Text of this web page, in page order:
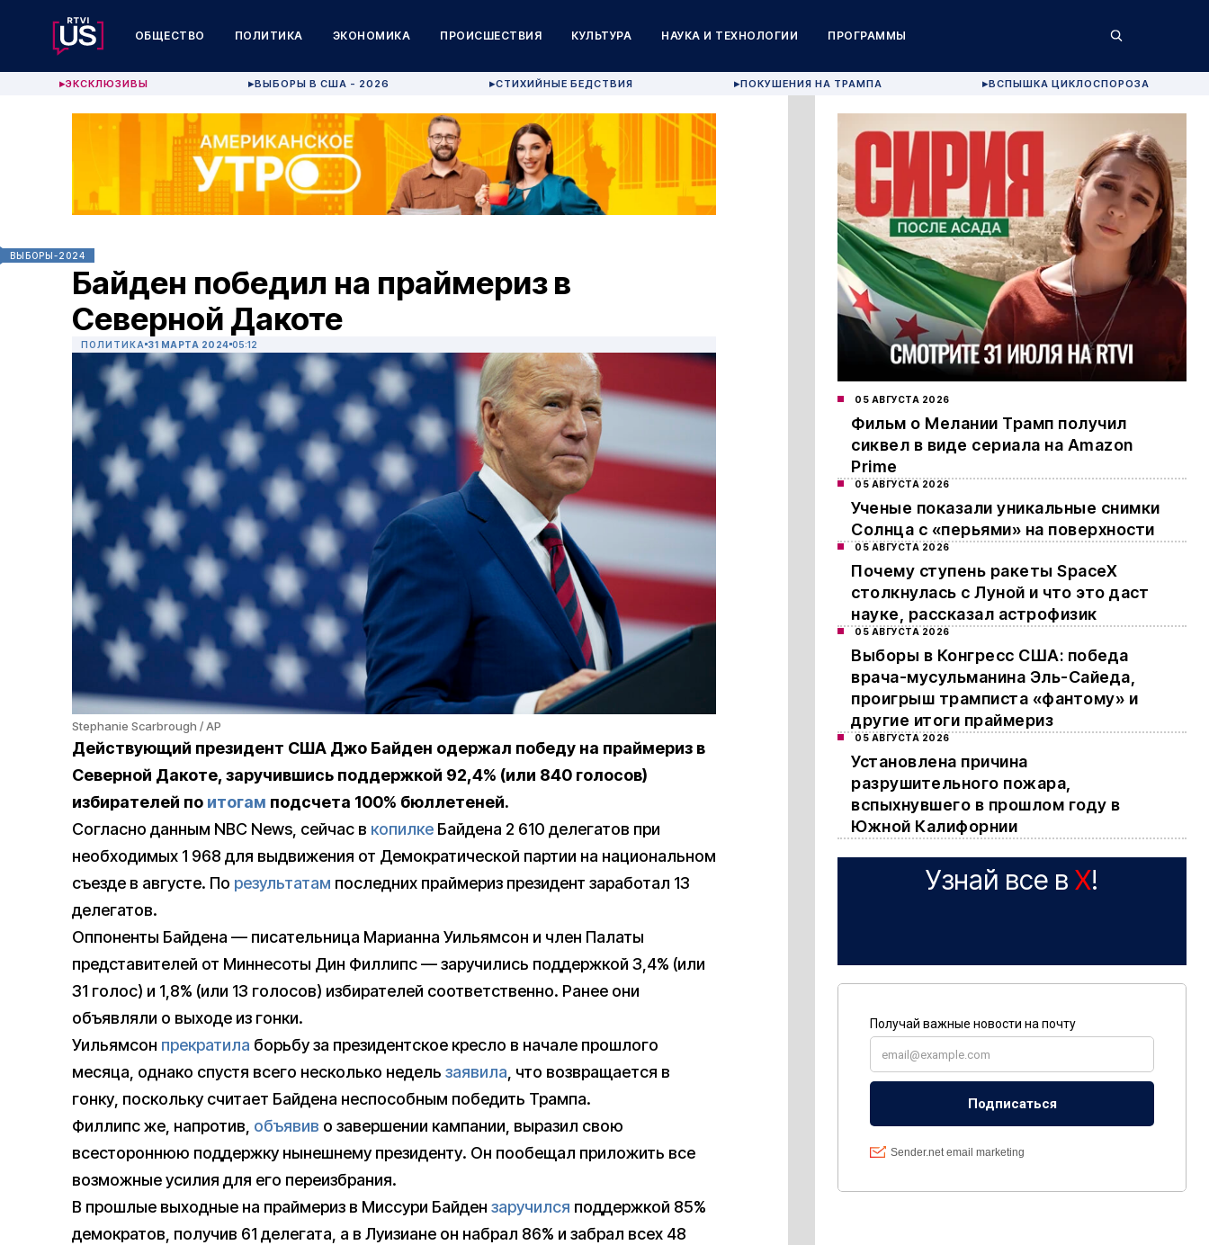
ОБЩЕСТВО ПОЛИТИКА ЭКОНОМИКА ПРОИСШЕСТВИЯ КУЛЬТУРА НАУКА И ТЕХНОЛОГИИ ПРОГРАММЫ
▶ЭКСКЛЮЗИВЫ ▶ВЫБОРЫ В США - 2026 ▶СТИХИЙНЫЕ БЕДСТВИЯ ▶ПОКУШЕНИЯ НА ТРАМПА ▶ВСПЫШКА ЦИКЛОСПОРОЗА
ВЫБОРЫ-2024
Байден победил на праймериз в
Северной Дакоте
ПОЛИТИКА 31 МАРТА 2024 05:12
Stephanie Scarbrough / AP
Действующий президент США Джо Байден одержал победу на праймериз в
Северной Дакоте, заручившись поддержкой 92,4% (или 840 голосов)
избирателей по итогам подсчета 100% бюллетеней.
Согласно данным NBC News, сейчас в копилке Байдена 2 610 делегатов при
необходимых 1 968 для выдвижения от Демократической партии на национальном
съезде в августе. По результатам последних праймериз президент заработал 13
делегатов.
Оппоненты Байдена — писательница Марианна Уильямсон и член Палаты
представителей от Миннесоты Дин Филлипс — заручились поддержкой 3,4% (или
31 голос) и 1,8% (или 13 голосов) избирателей соответственно. Ранее они
объявляли о выходе из гонки.
Уильямсон прекратила борьбу за президентское кресло в начале прошлого
месяца, однако спустя всего несколько недель заявила, что возвращается в
гонку, поскольку считает Байдена неспособным победить Трампа.
Филлипс же, напротив, объявив о завершении кампании, выразил свою
всестороннюю поддержку нынешнему президенту. Он пообещал приложить все
возможные усилия для его переизбрания.
В прошлые выходные на праймериз в Миссури Байден заручился поддержкой 85%
демократов, получив 61 делегата, а в Луизиане он набрал 86% и забрал всех 48
05 АВГУСТА 2026
Фильм о Мелании Трамп получил
сиквел в виде сериала на Amazon
Prime
05 АВГУСТА 2026
Ученые показали уникальные снимки
Солнца с «перьями» на поверхности
05 АВГУСТА 2026
Почему ступень ракеты SpaceX
столкнулась с Луной и что это даст
науке, рассказал астрофизик
05 АВГУСТА 2026
Выборы в Конгресс США: победа
врача-мусульманина Эль-Сайеда,
проигрыш трамписта «фантому» и
другие итоги праймериз
05 АВГУСТА 2026
Установлена причина
разрушительного пожара,
вспыхнувшего в прошлом году в
Южной Калифорнии
Узнай все в X!